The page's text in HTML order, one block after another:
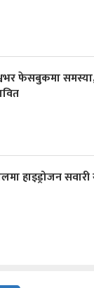
फेसबुकमा
हाइड्रोजन